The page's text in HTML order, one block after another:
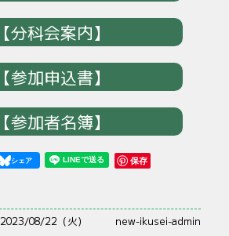
【分科会案内】
【参加申込書】
【参加者名簿】
保存
2023/08/22（火） new-ikusei-admin